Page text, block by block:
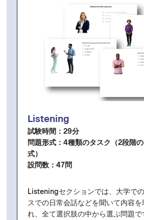
Listening
試験時間：29分
問題形式：4種類のタスク（2段階
式）
設問数：47問
Listeningセクションでは、大学で
スでの日常会話などを聞いて内容
れ、全て選択肢の中から選ぶ問題